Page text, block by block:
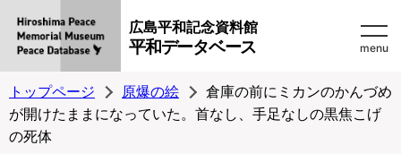
広島平和記念資料館
平和データベース menu
トップページ 原爆の絵
倉庫の前にミカンのかんづめ
が開けたままになっていた。首なし、手足なしの黒焦こげ
の死体